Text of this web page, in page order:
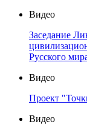
Видео
Заседание
Русского
Видео
Проект
Видео